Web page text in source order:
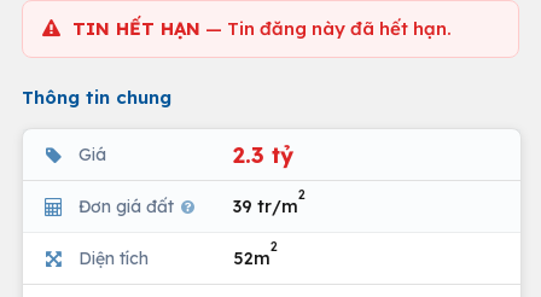
TIN HẾT HẠN — Tin đăng này đã hết hạn.
Thông tin chung
Giá 2.3 tỷ
Đơn giá đất 39 tr/m
2
Diện tích 52m
2